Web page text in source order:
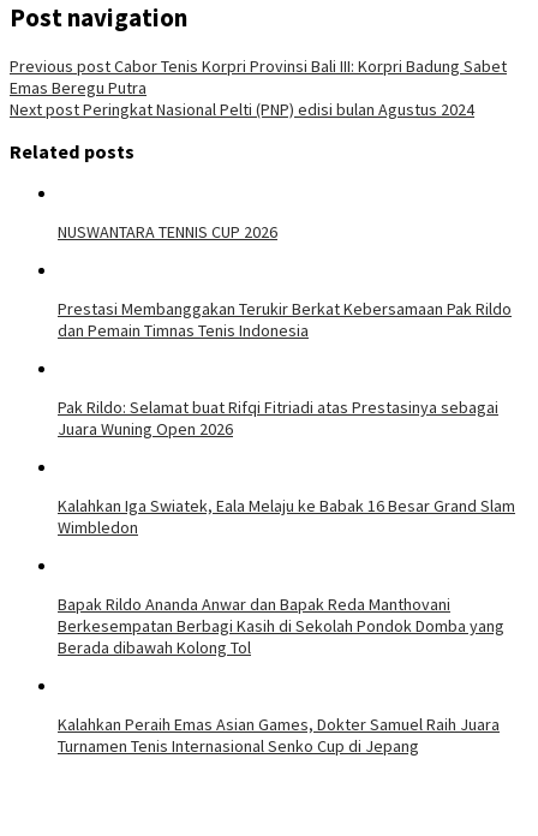
Post navigation
Previous postCabor Tenis Korpri Provinsi Bali III: Korpri Badung Sabet
Emas Beregu Putra
Next postPeringkat Nasional Pelti (PNP) edisi bulan Agustus 2024
Related posts
NUSWANTARA TENNIS CUP 2026
Prestasi Membanggakan Terukir Berkat Kebersamaan Pak Rildo
dan Pemain Timnas Tenis Indonesia
Pak Rildo: Selamat buat Rifqi Fitriadi atas Prestasinya sebagai
Juara Wuning Open 2026
Kalahkan Iga Swiatek, Eala Melaju ke Babak 16 Besar Grand Slam
Wimbledon
Bapak Rildo Ananda Anwar dan Bapak Reda Manthovani
Berkesempatan Berbagi Kasih di Sekolah Pondok Domba yang
Berada dibawah Kolong Tol
Kalahkan Peraih Emas Asian Games, Dokter Samuel Raih Juara
Turnamen Tenis Internasional Senko Cup di Jepang